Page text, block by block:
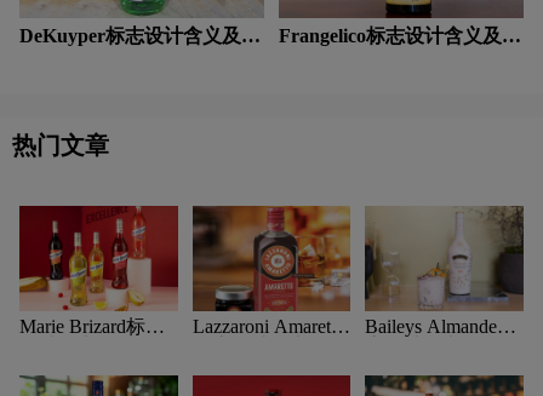
T字母酒店logo设计 网络公司logo设计
学院logo设计 箱包logo设计 香水logo设计
洗发水logo设计 鞋logo设计 医药logo设计
DeKuyper标志设计含义及利
Frangelico标志设计含义及利
热门文章
Marie Brizard标志
Lazzaroni Amaretto
Baileys Almande标